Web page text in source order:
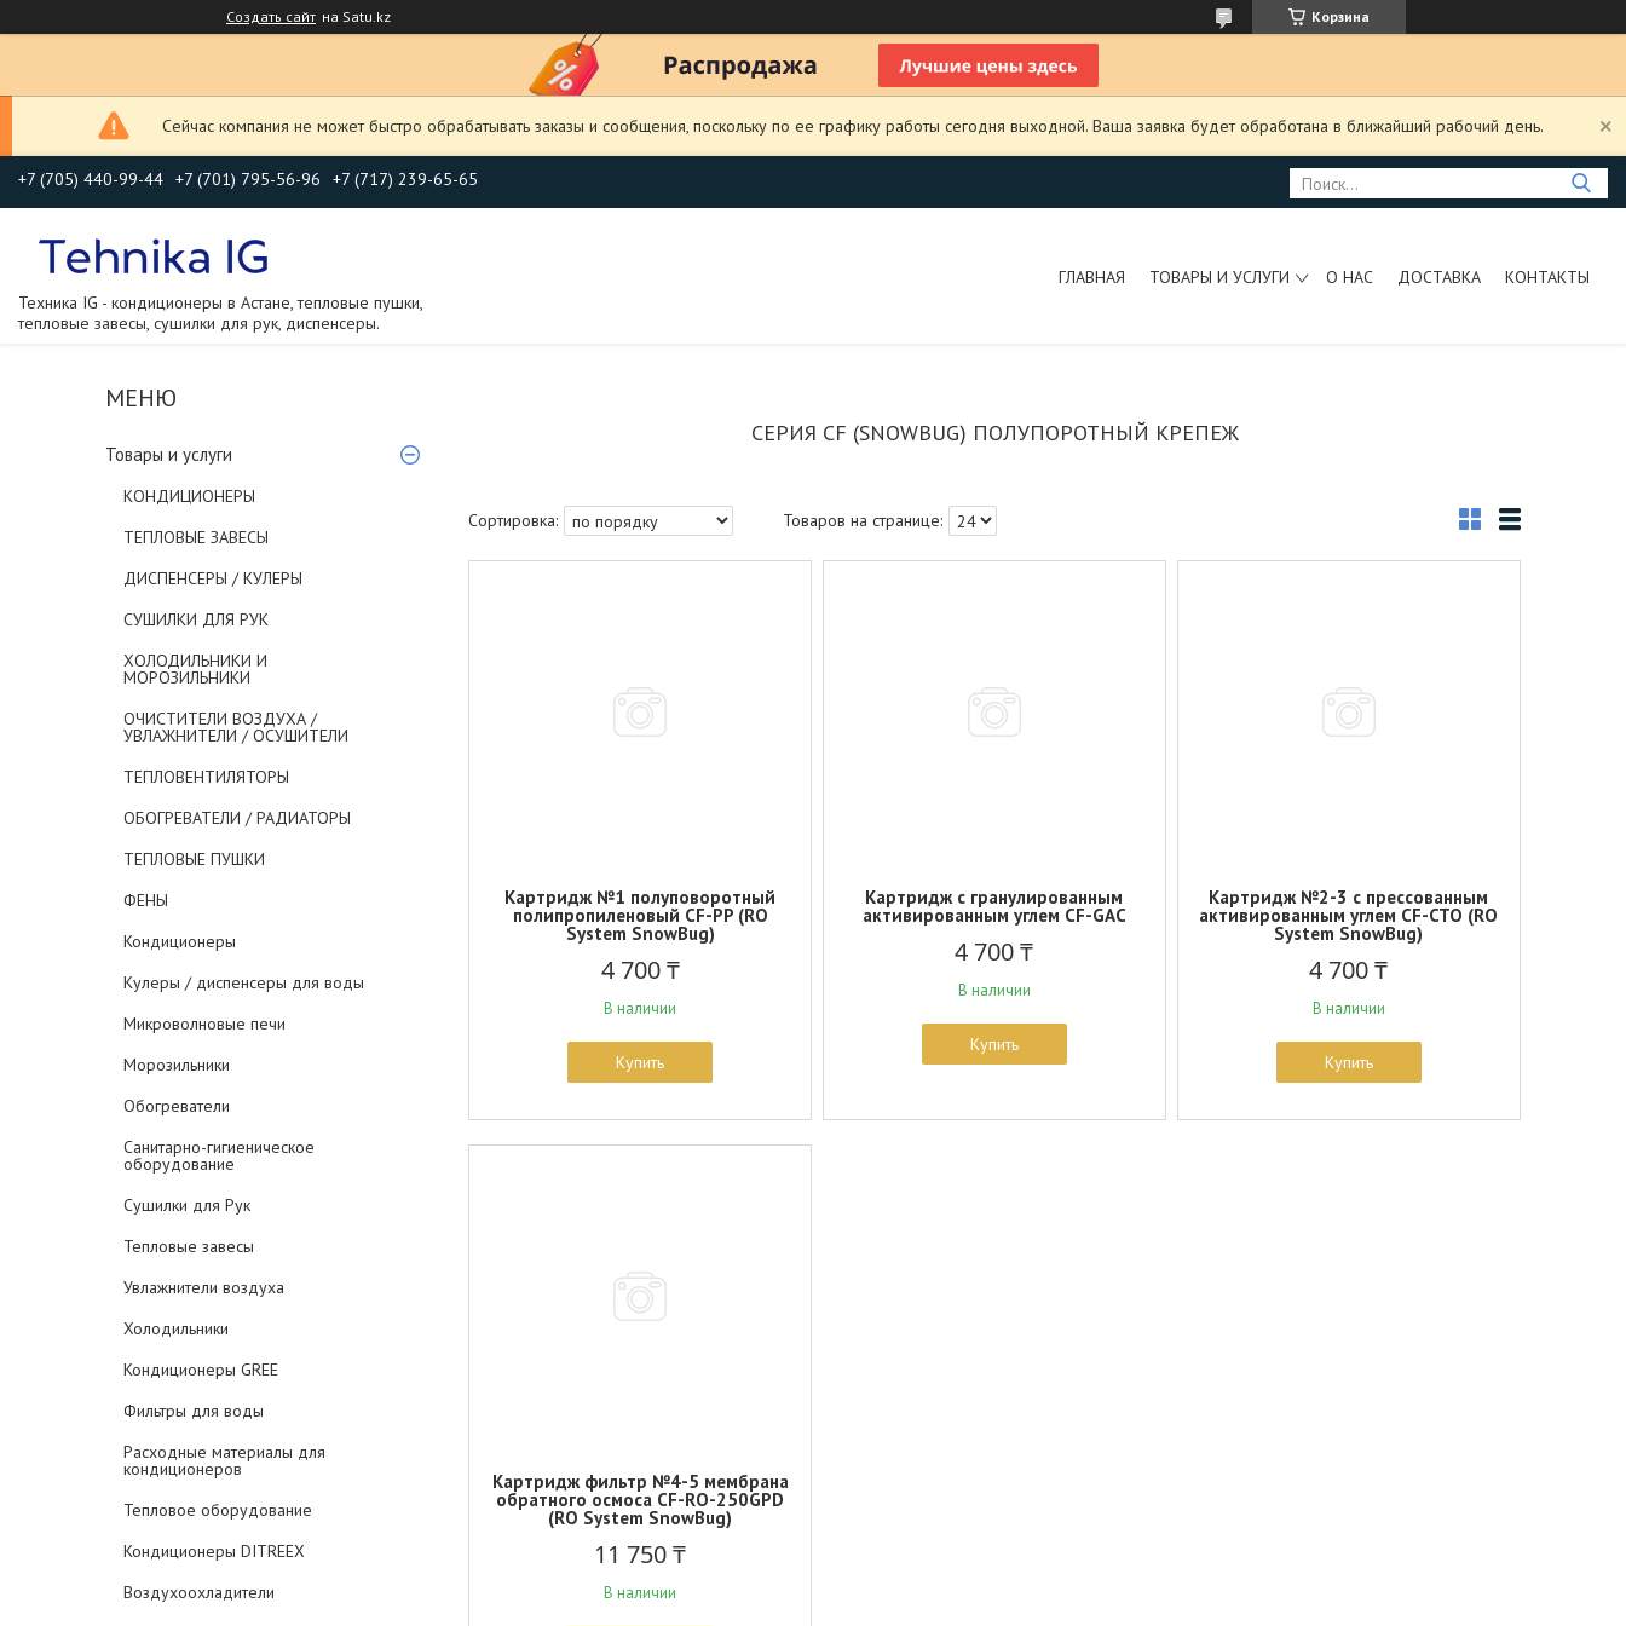
Создать сайт на Satu.kz Корзина
Сейчас компания не может быстро обрабатывать заказы и сообщения, поскольку по ее графику работы сегодня выходной. Ваша заявка будет обработана в ближайший рабочий день.
+7 (705) 440-99-44 +7 (701) 795-56-96 +7 (717) 239-65-65
Техника IG - кондиционеры в Астане, тепловые пушки,
тепловые завесы, сушилки для рук, диспенсеры.
ГЛАВНАЯ ТОВАРЫ И УСЛУГИ О НАС ДОСТАВКА КОНТАКТЫ
Товары и услуги
КОНДИЦИОНЕРЫ
ТЕПЛОВЫЕ ЗАВЕСЫ
ДИСПЕНСЕРЫ / КУЛЕРЫ
СУШИЛКИ ДЛЯ РУК
ХОЛОДИЛЬНИКИ И
МОРОЗИЛЬНИКИ
ОЧИСТИТЕЛИ ВОЗДУХА /
УВЛАЖНИТЕЛИ / ОСУШИТЕЛИ
ТЕПЛОВЕНТИЛЯТОРЫ
ОБОГРЕВАТЕЛИ / РАДИАТОРЫ
ТЕПЛОВЫЕ ПУШКИ
ФЕНЫ
Кондиционеры
Кулеры / диспенсеры для воды
Микроволновые печи
Морозильники
Обогреватели
Санитарно-гигиеническое
оборудование
Сушилки для Рук
Тепловые завесы
Увлажнители воздуха
Холодильники
Кондиционеры GREE
Фильтры для воды
Расходные материалы для
кондиционеров
Тепловое оборудование
Кондиционеры DITREEX
Воздухоохладители
СЕРИЯ CF (SNOWBUG) ПОЛУПОРОТНЫЙ КРЕПЕЖ
Картридж №1 полуповоротный
полипропиленовый CF-PP (RO
System SnowBug)
4 700 ₸
В наличии
Купить
Картридж с гранулированным
активированным углем CF-GAC
4 700 ₸
В наличии
Купить
Картридж №2-3 с прессованным
активированным углем CF-CTO (RO
System SnowBug)
4 700 ₸
В наличии
Купить
Картридж фильтр №4-5 мембрана
обратного осмоса CF-RO-250GPD
(RO System SnowBug)
11 750 ₸
В наличии